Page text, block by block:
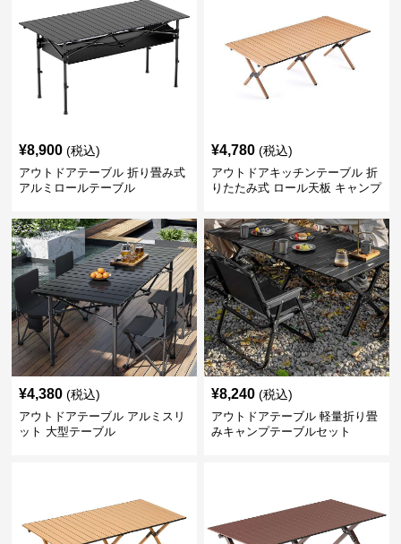
¥8,900 (税込)
アウトドアテーブル 折り畳み式
アルミロールテーブル
¥4,780 (税込)
アウトドアキッチンテーブル 折
りたたみ式 ロール天板 キャンプ
¥4,380 (税込)
アウトドアテーブル アルミスリ
ット 大型テーブル
¥8,240 (税込)
アウトドアテーブル 軽量折り畳
みキャンプテーブルセット